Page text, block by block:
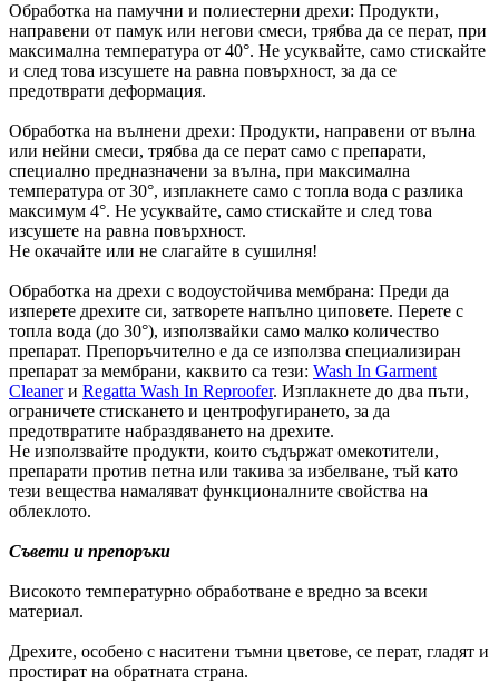
Обработка на памучни и полиестерни дрехи: Продукти,
направени от памук или негови смеси, трябва да се перат, при
максимална температура от 40°. Не усуквайте, само стискайте
и след това изсушете на равна повърхност, за да се
предотврати деформация.
Обработка на вълнени дрехи: Продукти, направени от вълна
или нейни смеси, трябва да се перат само с препарати,
специално предназначени за вълна, при максимална
температура от 30°, изплакнете само с топла вода с разлика
максимум 4°. Не усуквайте, само стискайте и след това
изсушете на равна повърхност.
Не окачайте или не слагайте в сушилня!
Обработка на дрехи с водоустойчива мембрана: Преди да
изперете дрехите си, затворете напълно циповете. Перете с
топла вода (до 30°), използвайки само малко количество
препарат. Препоръчително е да се използва специализиран
препарат за мембрани, каквито са тези: Wash In Garment
Cleanerи Regatta Wash In Reproofer. Изплакнете до два пъти,
ограничете стискането и центрофугирането, за да
предотвратите набраздяването на дрехите.
Не използвайте продукти, които съдържат омекотители,
препарати против петна или такива за избелване, тъй като
тези вещества намаляват функционалните свойства на
облеклото.
Съвети и препоръки
Високото температурно обработване е вредно за всеки
материал.
Дрехите, особено с наситени тъмни цветове, се перат, гладят и
простират на обратната страна.